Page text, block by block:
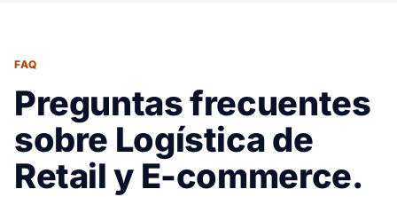
FAQ
Preguntas frecuentes
sobre Logística de
Retail y E-commerce.